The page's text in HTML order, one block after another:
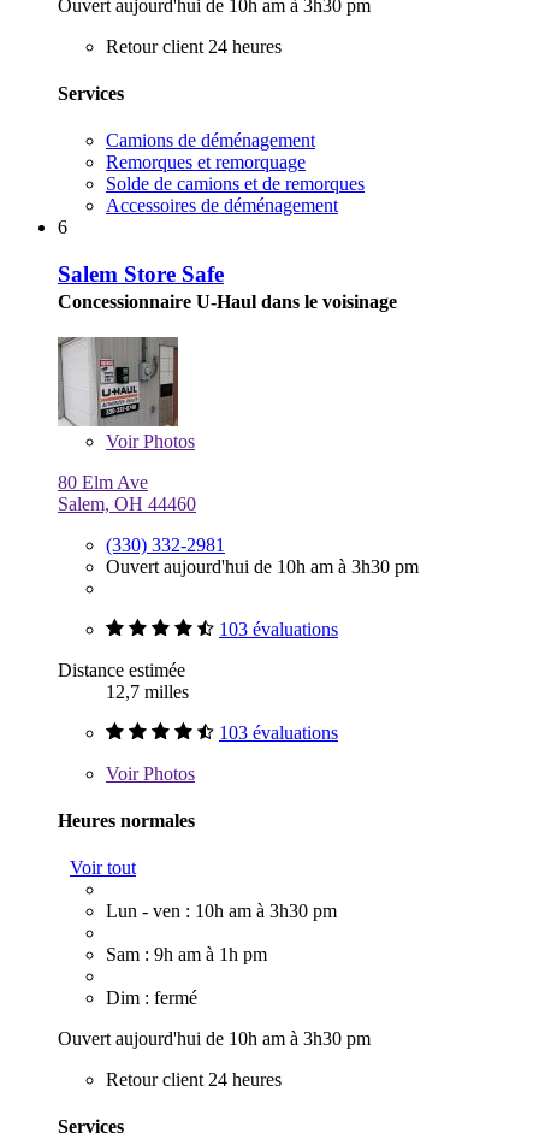
Ouvert aujourd'hui de 10h am à 3h30 pm
Retour client 24 heures
Services
Camions de déménagement
Remorques et remorquage
Solde de camions et de remorques
Accessoires de déménagement
6
Salem Store Safe
Concessionnaire U-Haul dans le voisinage
VoirPhotos
80 Elm Ave
Salem, OH 44460
(330) 332-2981
Ouvert aujourd'hui de 10h am à 3h30 pm
103 évaluations
Distance estimée
12,7 milles
103 évaluations
VoirPhotos
Heures normales
Voir tout
Lun - ven : 10h am à 3h30 pm
Sam : 9h am à 1h pm
Dim : fermé
Ouvert aujourd'hui de 10h am à 3h30 pm
Retour client 24 heures
Services